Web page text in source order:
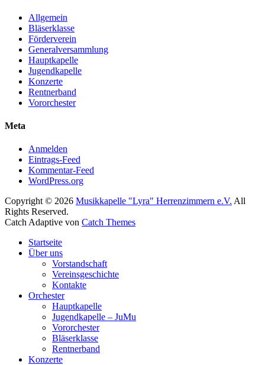
Allgemein
Bläserklasse
Förderverein
Generalversammlung
Hauptkapelle
Jugendkapelle
Konzerte
Rentnerband
Vororchester
Meta
Anmelden
Eintrags-Feed
Kommentar-Feed
WordPress.org
Copyright © 2026 Musikkapelle "Lyra" Herrenzimmern e.V. All
Rights Reserved.
Catch Adaptive von Catch Themes
oben
scrollen
Startseite
Über uns
Vorstandschaft
Vereinsgeschichte
Kontakte
Orchester
Hauptkapelle
Jugendkapelle – JuMu
Vororchester
Bläserklasse
Rentnerband
Konzerte